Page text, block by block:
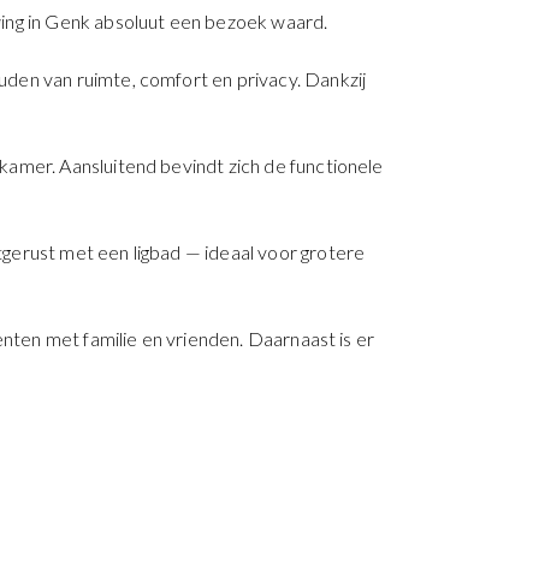
in Genk absoluut een bezoek waard.
van ruimte, comfort en privacy. Dankzij
Aansluitend bevindt zich de functionele
met een ligbad — ideaal voor grotere
met familie en vrienden. Daarnaast is er